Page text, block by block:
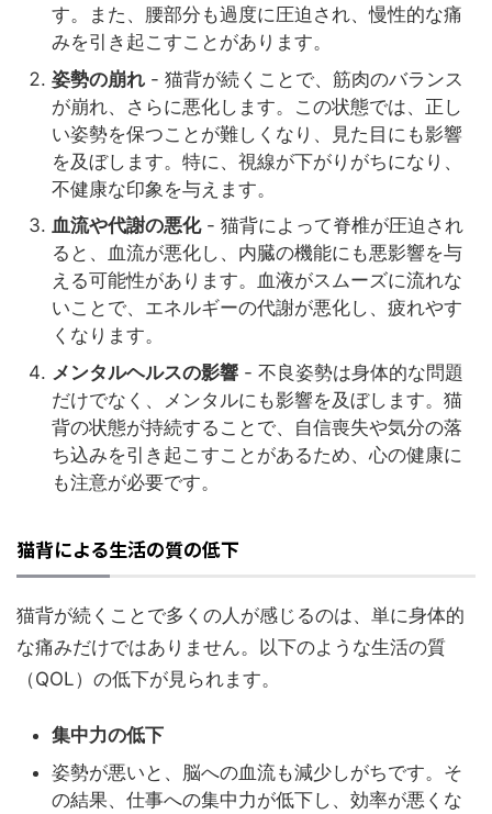
す。また、腰部分も過度に圧迫され、慢性的な痛
みを引き起こすことがあります。
姿勢の崩れ - 猫背が続くことで、筋肉のバランス
が崩れ、さらに悪化します。この状態では、正し
い姿勢を保つことが難しくなり、見た目にも影響
を及ぼします。特に、視線が下がりがちになり、
不健康な印象を与えます。
血流や代謝の悪化- 猫背によって脊椎が圧迫され
ると、血流が悪化し、内臓の機能にも悪影響を与
える可能性があります。血液がスムーズに流れな
いことで、エネルギーの代謝が悪化し、疲れやす
くなります。
メンタルヘルスの影響 - 不良姿勢は身体的な問題
だけでなく、メンタルにも影響を及ぼします。猫
背の状態が持続することで、自信喪失や気分の落
ち込みを引き起こすことがあるため、心の健康に
も注意が必要です。
猫背による生活の質の低下
猫背が続くことで多くの人が感じるのは、単に身体的
な痛みだけではありません。以下のような生活の質
（QOL）の低下が見られます。
集中力の低下
姿勢が悪いと、脳への血流も減少しがちです。そ
の結果、仕事への集中力が低下し、効率が悪くな